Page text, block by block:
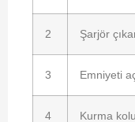
2 Şarjör
3 Emniyeti
4 Kurma